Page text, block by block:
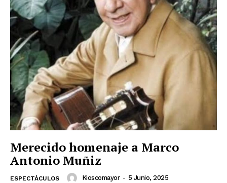
Merecido homenaje a Marco
Antonio Muñiz
ESPECTÁCULOS Kioscomayor - 5 Junio, 2025